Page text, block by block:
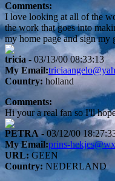
Comments:
I love looking at all of the
the work that goes into
my home page and sign my
tricia - 03/13/00 08:33:13
My Email:
Country: holland
Comments:
Hi your a real fan so I'll
PETRA - 03/12/00
My Email:prins-
URL: GEEN
Country: NEDERLAND